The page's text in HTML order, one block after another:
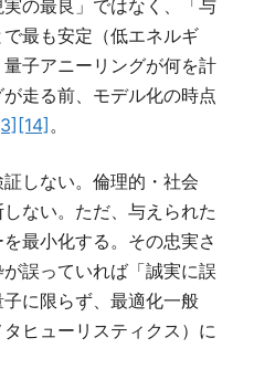
の最良」ではなく、「与
最も安定（低エネルギ
子アニーリングが何を計
走る前、モデル化の時点
[14] 。
しない。倫理的・社会
ない。ただ、与えられた
最小化する。その忠実さ
誤っていれば「誠実に誤
に限らず、最適化一般
タヒューリスティクス）に